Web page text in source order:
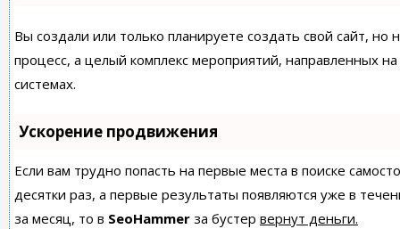
Вы создали или только планируете создать свой сайт,
процесс, а целый комплекс мероприятий, направленных
системах.
Ускорение продвижения
Если вам трудно попасть на первые места в поиске
десятки раз, а первые результаты появляются уже в
за месяц, то в SeoHammer за бустер вернут деньги.